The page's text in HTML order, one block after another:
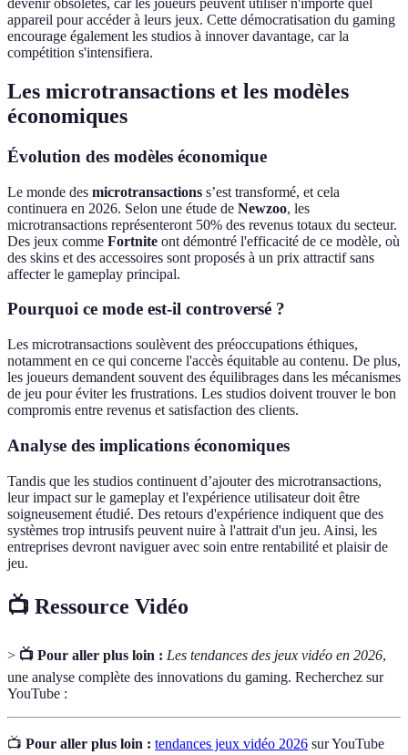
devenir obsolètes, car les joueurs peuvent utiliser n'importe quel
appareil pour accéder à leurs jeux. Cette démocratisation du gaming
encourage également les studios à innover davantage, car la
compétition s'intensifiera.
Les microtransactions et les modèles
économiques
Évolution des modèles économique
Le monde des microtransactions s’est transformé, et cela
continuera en 2026. Selon une étude de Newzoo, les
microtransactions représenteront 50% des revenus totaux du secteur.
Des jeux comme Fortnite ont démontré l'efficacité de ce modèle, où
des skins et des accessoires sont proposés à un prix attractif sans
affecter le gameplay principal.
Pourquoi ce mode est-il controversé ?
Les microtransactions soulèvent des préoccupations éthiques,
notamment en ce qui concerne l'accès équitable au contenu. De plus,
les joueurs demandent souvent des équilibrages dans les mécanismes
de jeu pour éviter les frustrations. Les studios doivent trouver le bon
compromis entre revenus et satisfaction des clients.
Analyse des implications économiques
Tandis que les studios continuent d’ajouter des microtransactions,
leur impact sur le gameplay et l'expérience utilisateur doit être
soigneusement étudié. Des retours d'expérience indiquent que des
systèmes trop intrusifs peuvent nuire à l'attrait d'un jeu. Ainsi, les
entreprises devront naviguer avec soin entre rentabilité et plaisir de
jeu.
📺 Ressource Vidéo
> 📺 Pour aller plus loin : Les tendances des jeux vidéo en 2026,
une analyse complète des innovations du gaming. Recherchez sur
YouTube :
📺 Pour aller plus loin : tendances jeux vidéo 2026 sur YouTube